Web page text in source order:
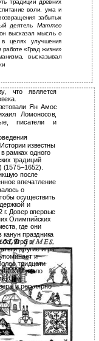
традиции древних
воли, ума и
забытых
деятель Маттео
высказал мысль о
в целях улучшения
«Град жизни»
высказывал
что является
Ян Амос
Ломоносов,
писатели и
известны
рамках одного
традиций
(1575–1652).
после
впечатление
о
осуществить
и
Довер впервые
Олимпийских
где они
праздника
игра в
и другие игры
и
тридцати
стало
Они
и регулярно